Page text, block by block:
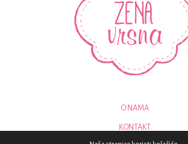
O NAMA
KONTAKT